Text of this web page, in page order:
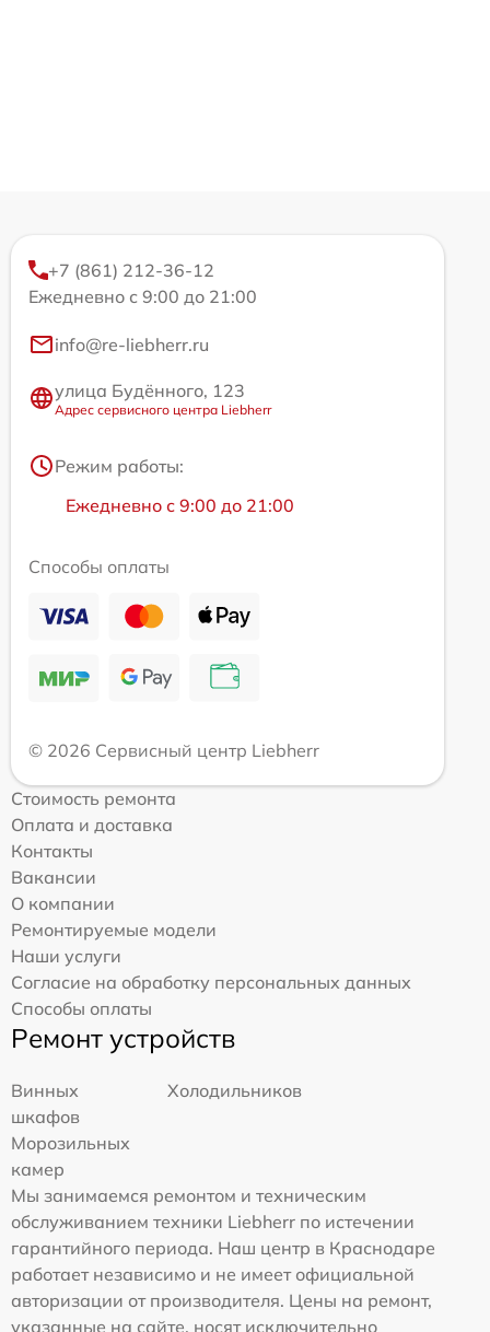
+7 (861) 212-36-12
Ежедневно с 9:00 до 21:00
info@re-liebherr.ru
улица Будённого, 123
Адрес сервисного центра Liebherr
Режим работы:
Ежедневно с 9:00 до 21:00
Способы оплаты
© 2026 Сервисный центр Liebherr
Стоимость ремонта
Оплата и доставка
Контакты
Вакансии
О компании
Ремонтируемые модели
Наши услуги
Согласие на обработку персональных данных
Способы оплаты
Ремонт устройств
Винных
шкафов
Холодильников
Морозильных
камер
Мы занимаемся ремонтом и техническим
обслуживанием техники Liebherr по истечении
гарантийного периода. Наш центр в Краснодаре
работает независимо и не имеет официальной
авторизации от производителя. Цены на ремонт,
указанные на сайте, носят исключительно